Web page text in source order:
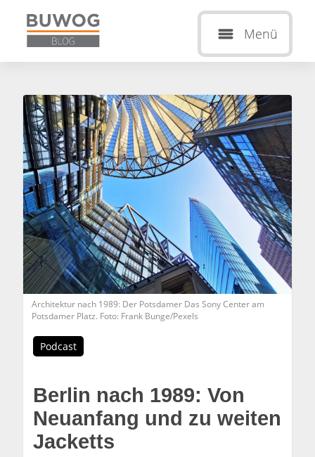
Menü
Architektur nach 1989: Der Potsdamer Das Sony Center am
Potsdamer Platz. Foto: Frank Bunge/Pexels
Podcast
Berlin nach 1989: Von
Neuanfang und zu weiten
Jacketts